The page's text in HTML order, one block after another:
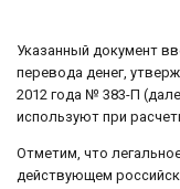
Указанный документ
перевода денег,
2012 года № 383-П
используют при
Отметим, что
действующем